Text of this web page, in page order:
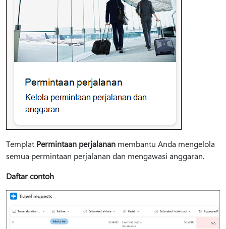
Templat Permintaan perjalanan membantu Anda mengelola
semua permintaan perjalanan dan mengawasi anggaran.
Daftar contoh